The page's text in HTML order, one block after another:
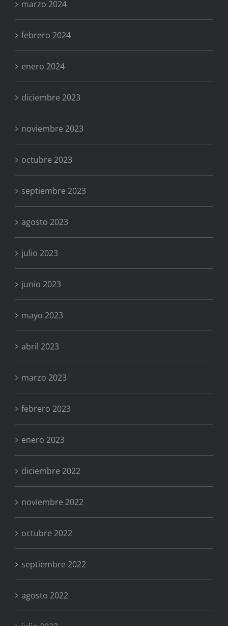
marzo 2024
febrero 2024
enero 2024
diciembre 2023
noviembre 2023
octubre 2023
septiembre 2023
agosto 2023
julio 2023
junio 2023
mayo 2023
abril 2023
marzo 2023
febrero 2023
enero 2023
diciembre 2022
noviembre 2022
octubre 2022
septiembre 2022
agosto 2022